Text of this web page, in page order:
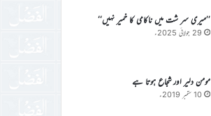
’’میری سر شت میں ناکامی کا خمیر نہیں‘‘
29 جولائی 2025ء
مومن دلیر اور شجاع ہوتا ہے
10 ستمبر 2019ء